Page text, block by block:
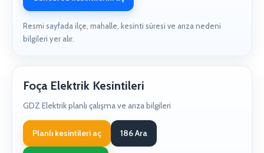
Resmi sayfada ilçe, mahalle, kesinti süresi ve arıza nedeni
bilgileri yer alır.
Foça Elektrik Kesintileri
GDZ Elektrik planlı çalışma ve arıza bilgileri
Planlı kesintileri aç 186 Ara